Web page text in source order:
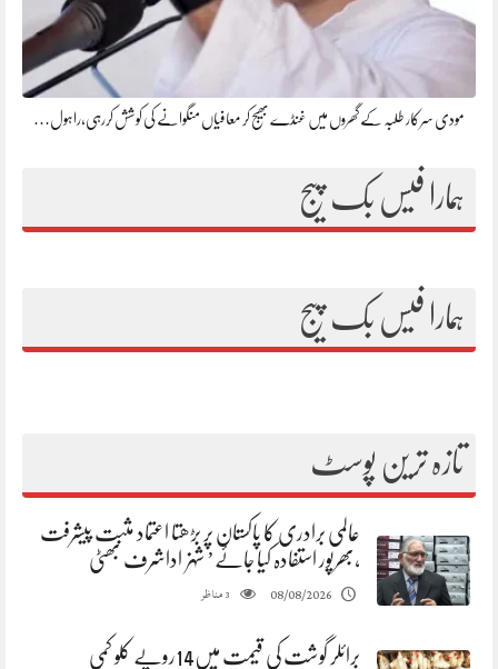
مودی سرکار طلبہ کے گھروں میں غنڈے بھیج کر معافیاں منگوانے کی کوشش کررہی،راہول…
ہمارا فیس بک پیج
ہمارا فیس بک پیج
تازہ ترین پوسٹ
عالمی برادری کا پاکستان پر بڑھتا اعتماد مثبت پیشرفت
،بھرپور استفادہ کیا جائے’ شہزاداشرف بھٹی
08/08/2026
3مناظر
برائلر گوشت کی قیمت میں14روپے کلو کمی